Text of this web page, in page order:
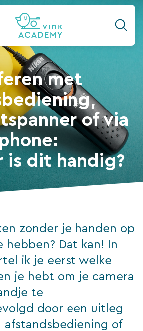
met
of via
is dit handig?
zonder je handen op
hebben? Dat kan! In
ik je eerst welke
je hebt om je camera
te
door een uitleg
afstandsbediening of